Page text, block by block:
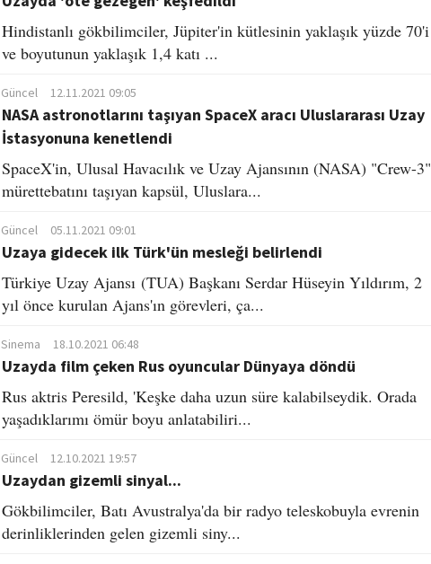
Hindistanlı gökbilimciler, Jüpiter'in kütlesinin yaklaşık yüzde 70'i
ve boyutunun yaklaşık 1,4 katı ...
Güncel 12.11.2021 09:05
NASA astronotlarını taşıyan SpaceX aracı Uluslararası Uzay
İstasyonuna kenetlendi
SpaceX'in, Ulusal Havacılık ve Uzay Ajansının (NASA) "Crew-3"
mürettebatını taşıyan kapsül, Uluslara...
Güncel 05.11.2021 09:01
Uzaya gidecek ilk Türk'ün mesleği belirlendi
Türkiye Uzay Ajansı (TUA) Başkanı Serdar Hüseyin Yıldırım, 2
yıl önce kurulan Ajans'ın görevleri, ça...
Sinema 18.10.2021 06:48
Uzayda film çeken Rus oyuncular Dünyaya döndü
Rus aktris Peresild, 'Keşke daha uzun süre kalabilseydik. Orada
yaşadıklarımı ömür boyu anlatabiliri...
Güncel 12.10.2021 19:57
Uzaydan gizemli sinyal...
Gökbilimciler, Batı Avustralya'da bir radyo teleskobuyla evrenin
derinliklerinden gelen gizemli siny...